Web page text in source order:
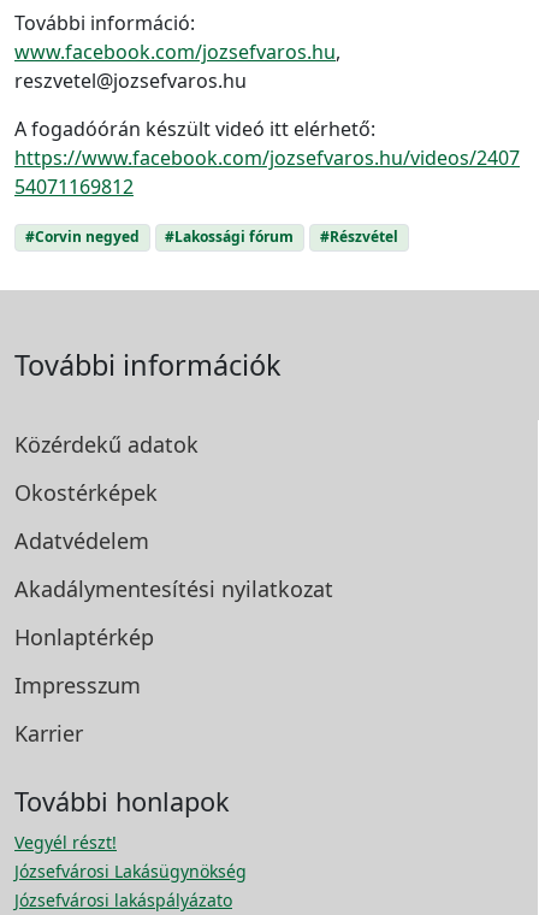
További információ:
www.facebook.com/jozsefvaros.hu,
reszvetel@jozsefvaros.hu
A fogadóórán készült videó itt elérhető:
https://www.facebook.com/jozsefvaros.hu/videos/2407
54071169812
#Corvin negyed #Lakossági fórum #Részvétel
További információk
Közérdekű adatok
Okostérképek
Adatvédelem
Akadálymentesítési nyilatkozat
Honlaptérkép
Impresszum
Karrier
További honlapok
Vegyél részt!
Józsefvárosi Lakásügynökség
Józsefvárosi lakáspályázato